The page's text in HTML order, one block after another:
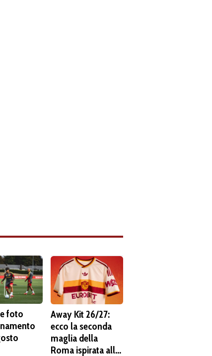
foto
Away Kit 26/27:
ecco la seconda
maglia della
Roma ispirata alla